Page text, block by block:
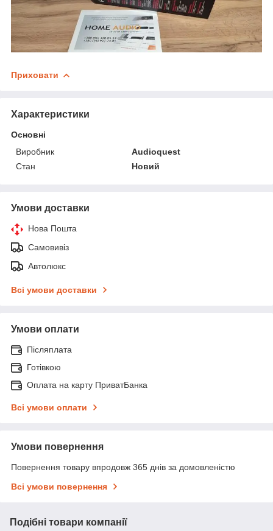
Приховати
Характеристики
Основні
Виробник
Audioquest
Стан
Новий
Умови доставки
Нова Пошта
Самовивіз
Автолюкс
Всі умови доставки
Умови оплати
Післяплата
Готівкою
Оплата на карту ПриватБанка
Всі умови оплати
Умови повернення
Повернення товару впродовж 365 днів за домовленістю
Всі умови повернення
Подібні товари компанії